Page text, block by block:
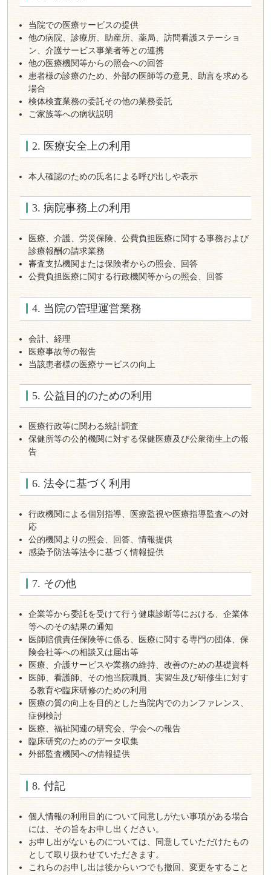
当院での医療サービスの提供
他の病院、診療所、助産所、薬局、訪問看護ステーショ
ン、介護サービス事業者等との連携
他の医療機関等からの照会への回答
患者様の診療のため、外部の医師等の意見、助言を求める
場合
検体検査業務の委託その他の業務委託
ご家族等への病状説明
2. 医療安全上の利用
本人確認のための氏名による呼び出しや表示
3. 病院事務上の利用
医療、介護、労災保険、公費負担医療に関する事務および
診療報酬の請求業務
審査支払機関または保険者からの照会、回答
公費負担医療に関する行政機関等からの照会、回答
4. 当院の管理運営業務
会計、経理
医療事故等の報告
当該患者様の医療サービスの向上
5. 公益目的のための利用
医療行政等に関わる統計調査
保健所等の公的機関に対する保健医療及び公衆衛生上の報
告
6. 法令に基づく利用
行政機関による個別指導、医療監視や医療指導監査への対
応
公的機関よりの照会、回答、情報提供
感染予防法等法令に基づく情報提供
7. その他
企業等から委託を受けて行う健康診断等における、企業体
等へのその結果の通知
医師賠償責任保険等に係る、医療に関する専門の団体、保
険会社等への相談又は届出等
医療、介護サービスや業務の維持、改善のための基礎資料
医師、看護師、その他当院職員、実習生及び研修生に対す
る教育や臨床研修のための利用
医療の質の向上を目的とした当院内でのカンファレンス、
症例検討
医療、福祉関連の研究会、学会への報告
臨床研究のためのデータ収集
外部監査機関への情報提供
8. 付記
個人情報の利用目的について同意しがたい事項がある場合
には、その旨をお申し出ください。
お申し出がないものについては、同意していただけたもの
として取り扱わせていただきます。
これらのお申し出は後からいつでも撤回、変更をすること